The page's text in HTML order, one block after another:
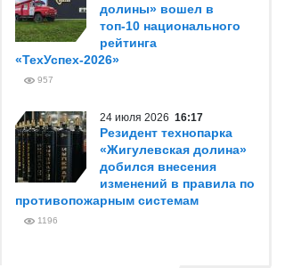
долины» вошел в
топ-10 национального
рейтинга
«ТехУспех-2026»
957
24 июля 2026 16:17
Резидент технопарка
«Жигулевская долина»
добился внесения
изменений в правила по
противопожарным системам
1196